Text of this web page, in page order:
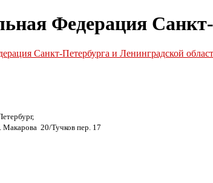
Федерация
Макарова 20/Тучков пер. 17